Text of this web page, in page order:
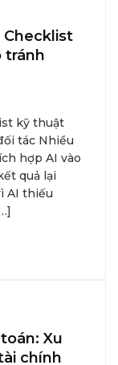
Checklist
tránh
kỹ thuật
tác Nhiều
hợp AI vào
quả lại
AI thiếu
Xu
chính